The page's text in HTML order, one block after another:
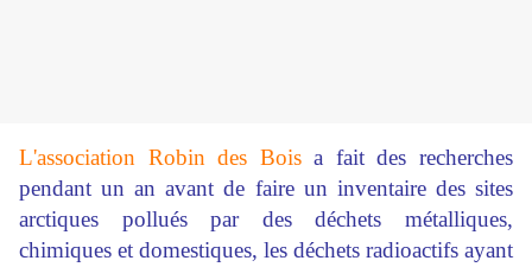
L'association Robin des Boisa fait des recherches
pendant un an avant de faire un inventaire des sites
arctiques pollués par des déchets métalliques,
chimiques et domestiques, les déchets radioactifs ayant